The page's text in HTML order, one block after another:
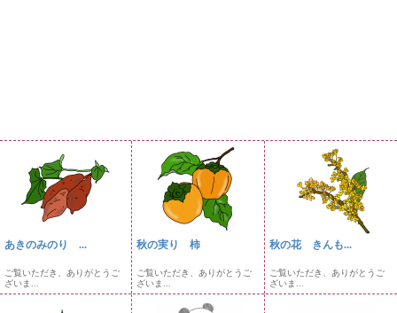
あきのみのり ...
ご覧いただき、ありがとうご
ざいま...
秋の実り 柿
ご覧いただき、ありがとうご
ざいま...
秋の花 きんも...
ご覧いただき、ありがとうご
ざいま...